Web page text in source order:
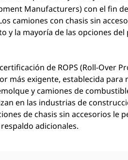
Manufacturers) con el fin
camiones con chasis sin
y la mayoría de las opciones
de ROPS (Roll-Over
más exigente, establecida
y camiones de
en las industrias de
de chasis sin accesorios
adicionales.